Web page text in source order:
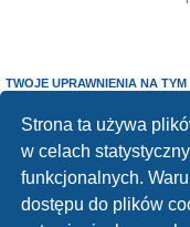
Strona ta używa
w celach
funkcjonalnych.
dostępu do plików
TWOJE UPRAWNIENIA NA TYM
Nie możesz odpowiadać w
Nie możesz zmieniać swoich
Nie możeszusuwać swoich
Forum Bike Łódź - Forum Rowerowe Łódź - Forum Szosowe - Forum MTB
Linki partnerskie: strony www lodz